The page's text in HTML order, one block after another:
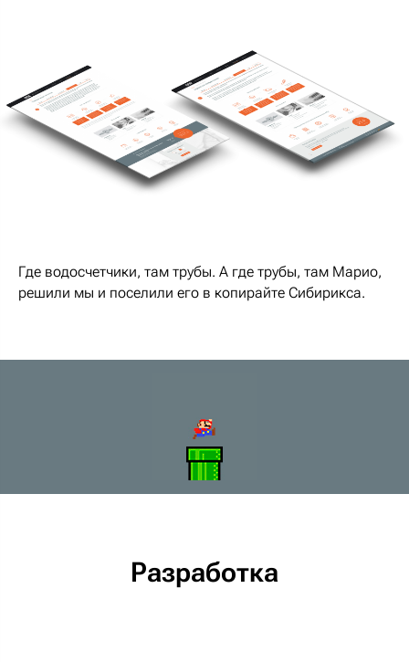
Где водосчетчики, там трубы. А где трубы, там Марио,
решили мы и поселили его в копирайте Сибирикса.
Разработка